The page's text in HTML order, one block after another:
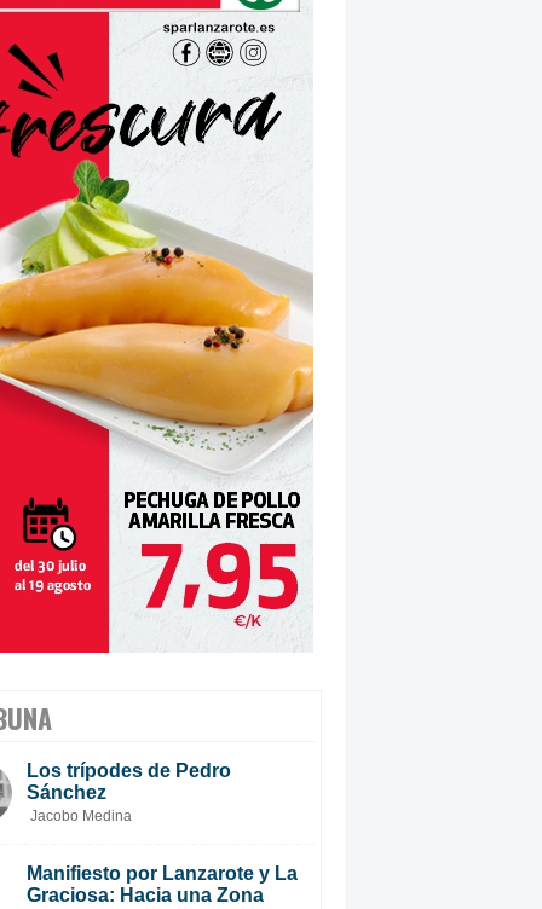
Los trípodes de Pedro
Sánchez
Jacobo Medina
Manifiesto por Lanzarote y La
Graciosa: Hacia una Zona